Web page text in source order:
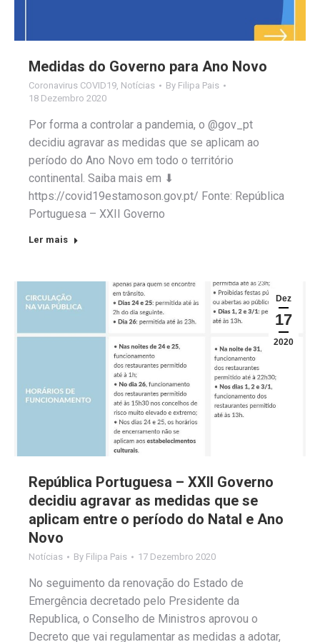
Medidas do Governo para Ano Novo
Coronavirus COVID19, Notícias By Filipa Pais
18 Dezembro 2020
Por forma a controlar a pandemia, o @gov_pt
decidiu agravar as medidas que se aplicam ao
período do Ano Novo em todo o território
continental. Saiba mais em ⬇
https://covid19estamoson.gov.pt/ Fonte: República
Portuguesa – XXII Governo
Ler mais
Dez
17
2020
República Portuguesa – XXII Governo
decidiu agravar as medidas que se
aplicam entre o período do Natal e Ano
Novo
Notícias By Filipa Pais 17 Dezembro 2020
No seguimento da renovação do Estado de
Emergência decretado pelo Presidente da
Republica, o Conselho de Ministros aprovou o
Decreto que vai regulamentar as medidas a adotar,